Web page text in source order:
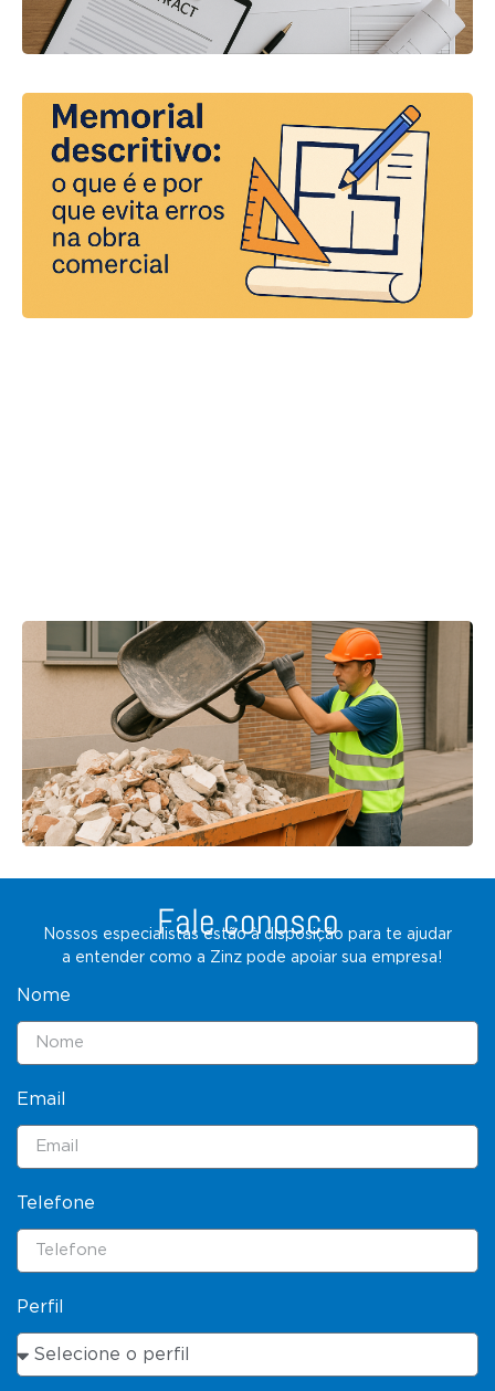
Fale conosco
Nossos especialistas estão à disposição para te ajudar
a entender como a Zinz pode apoiar sua empresa!
Nome
Email
Telefone
Perfil